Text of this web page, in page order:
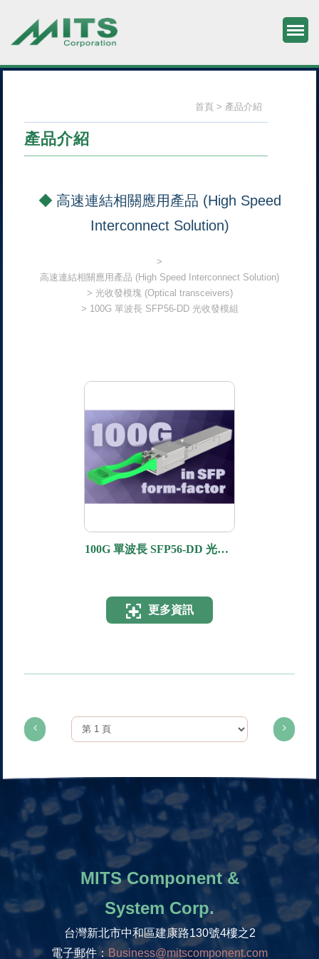
首頁 產品介紹
產品介紹
高速連結相關應用產品 (High Speed
Interconnect Solution)
高速連結相關應用產品 (High Speed Interconnect Solution)
光收發模塊 (Optical transceivers)
100G 單波長 SFP56-DD 光收發模組
100G 單波長 SFP56-DD 光收
更多資訊
MITS Component &
System Corp.
台灣新北市中和區建康路130號4樓之2
電子郵件： Business@mitscomponent.com